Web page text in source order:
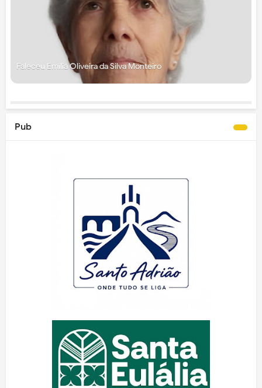
Faleceu Emília Oliveira da Silva Monteiro
Pub